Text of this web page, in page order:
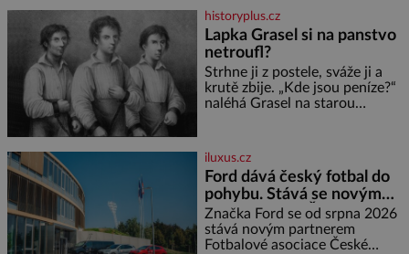
oranžová. Je fialová, žlutá, bílá,
někdy dokonce téměř černá. Až
díky stovkám let pečlivého
šlechtění se z ní stává zelenina,
bez které si českou zahradu ani
nedokážeme představit. Její
příběh je
historyplus.cz
Lapka Grasel si na panstvo
netroufl?
Strhne ji z postele, sváže ji a
krutě zbije. „Kde jsou peníze?“
naléhá Grasel na starou
nemůže, protože žádné nemá,
spokojí se lupič s několika
měďáky a štůčky látky. Zraněná
žena pár dní nato umírá. Je to
muž nebývale krutý. Jeho činy
budí hrůzu ještě dlouho po jeho
smrti
iluxus.cz
Ford dává český fotbal do
pohybu. Stává se novým
partnerem FAČR
Značka Ford se od srpna 2026
stává novým partnerem
Fotbalové asociace České